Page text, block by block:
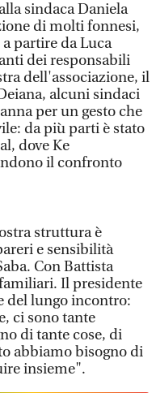
sindaca Daniela
di molti fonnesi,
partire da Luca
dei responsabili
dell'associazione, il
alcuni sindaci
per un gesto che
da più parti è stato
dove Ke
il confronto
struttura è
e sensibilità
Con Battista
Il presidente
del lungo incontro:
ci sono tante
di tante cose, di
abbiamo bisogno di
insieme".